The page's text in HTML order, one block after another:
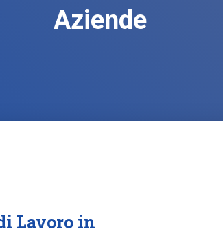
Aziende
Lavoro in